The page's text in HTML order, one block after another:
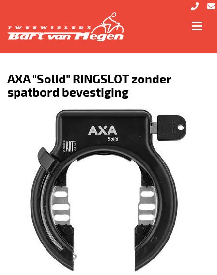
AXA "Solid" RINGSLOT zonder
spatbord bevestiging